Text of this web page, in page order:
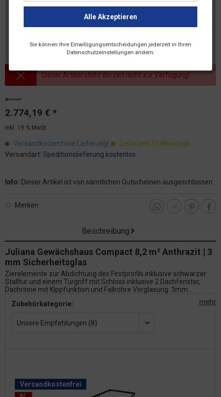
Alle Akzeptieren
Sie können Ihre Einwilligungsentscheidungen jederzeit in Ihren
Datenschutzeinstellungen ändern.
Dieser Artikel steht derzeit nicht zur Verfügung!
2.774,19 € *
inkl. 19 % MwSt.
Versandkostenfreie Lieferung!
Lieferzeit 15 Werktage
Versandart: Speditionslieferung kostenlos
Info: Dieser Artikel ist von sämtlichen Gutscheinen ausgeschlossen
Merken
Beschreibung
Juliana Gewächshaus Compact 8,2 m² Anthrazit | 3
mm Sicherheitsglas
Zierelemente zur Abdichtung des Firstprofils inklusive schwarzer
Stalltür und einem Türgriff mit Schloss inklusive 2 Dachfenster,
Dachrinne mit Kippfunktion und Fallrohre Verglasung: 3mm...
mehr
Zubehörkategorie:
Versandkostenfrei